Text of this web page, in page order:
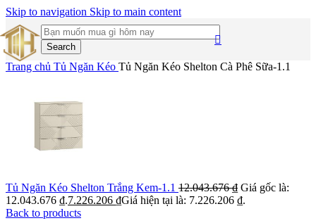
Skip to navigation Skip to main content
Search
Trang chủ Tủ Ngăn Kéo Tủ Ngăn Kéo Shelton Cà Phê Sữa-1.1
Tủ Ngăn Kéo Shelton Trắng Kem-1.1 12.043.676₫ Giá gốc là:
12.043.676 ₫.7.226.206 ₫Giá hiện tại là: 7.226.206 ₫.
Back to products